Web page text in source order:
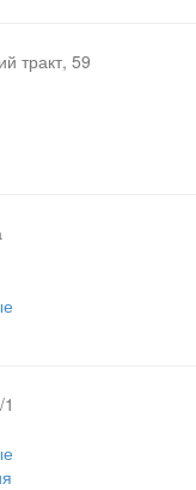
тракт, 59